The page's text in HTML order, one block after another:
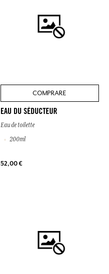
COMPRARE
EAU DU SÉDUCTEUR
Eau de toilette
200ml
52,00 €